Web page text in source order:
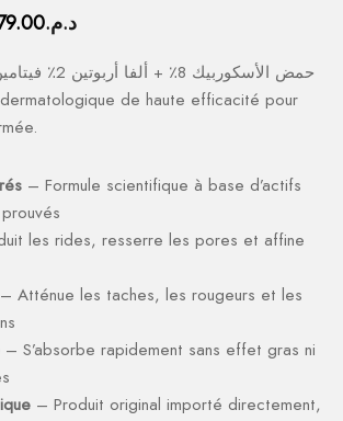
د.م.199.00.
د.م.
د.م.179.00.
– Formule scientifique à base d’actifs
les rides, resserre les pores et affine
– Atténue les taches, les rougeurs et les
– S’absorbe rapidement sans effet gras ni
– Produit original importé directement,